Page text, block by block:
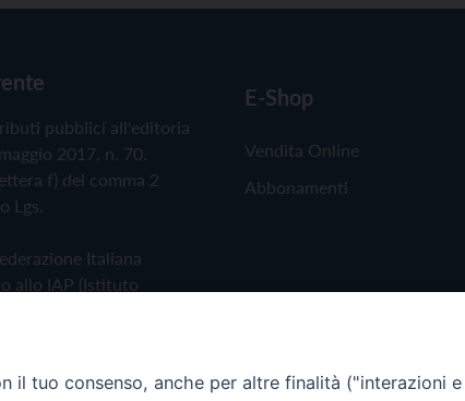
pubblici all'editoria
2017, n. 70.
f) del comma 2
Lgs.
Italiana
allo IAP (Istituto
E-Shop
Vendita Online
Abbonamenti
il tuo consenso, anche per altre finalità ("interazioni e